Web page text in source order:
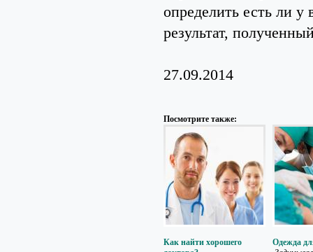
определить есть ли у
результат,
27.09.2014
Посмотрите также:
Как найти хорошего
Одежда